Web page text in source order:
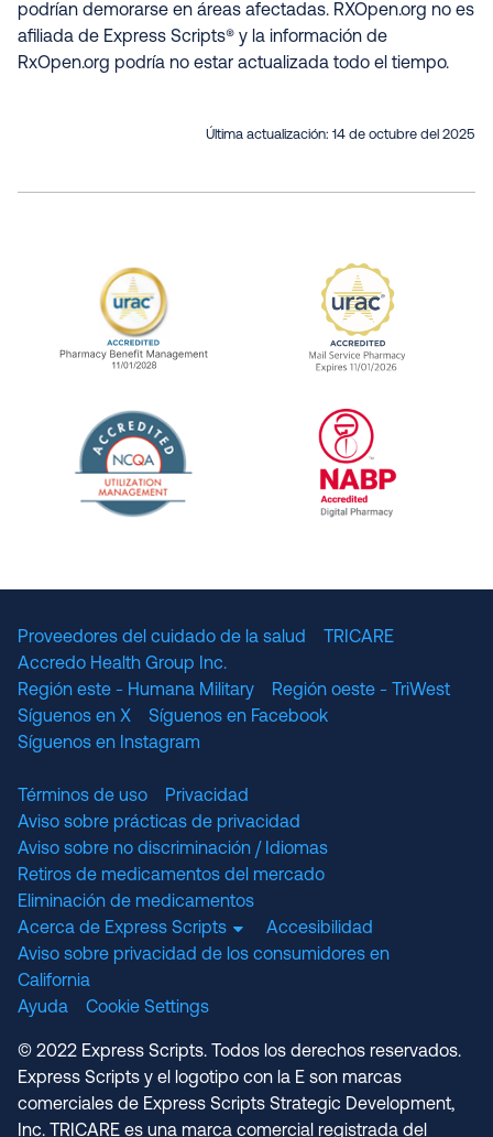
podrían demorarse en áreas afectadas. RXOpen.org no es
afiliada de Express Scripts® y la información de
RxOpen.org podría no estar actualizada todo el tiempo.
Última actualización: 14 de octubre del 2025
URAC Accredited Pharmacy Benefit
URAC
Proveedores del cuidado de la salud
TRICARE
Accredo Health Group Inc.
Región este - Humana Military
Región oeste - TriWest
Síguenos en X
Síguenos en Facebook
Síguenos en Instagram
Términos de uso
Privacidad
Aviso sobre prácticas de privacidad
Aviso sobre no discriminación / Idiomas
Retiros de medicamentos del mercado
Eliminación de medicamentos
Acerca de Express Scripts
Accesibilidad
Aviso sobre privacidad de los consumidores en
California
Ayuda
Cookie Settings
© 2022 Express Scripts. Todos los derechos reservados.
Express Scripts y el logotipo con la E son marcas
comerciales de Express Scripts Strategic Development,
Inc. TRICARE es una marca comercial registrada del